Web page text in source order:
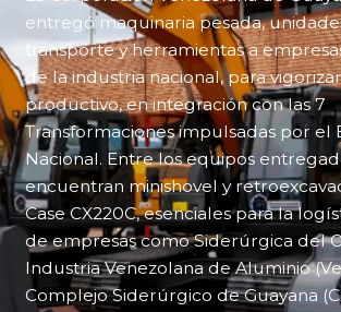
entregó maquinaria pesada,
transporte y herramientas a
de la industria nacional, para
productivo, en integración con las 7
Transformaciones impulsadas por el
Nacional. Entre los equipos
encuentran minishovel y
Case CX220C, esenciales para la
de empresas como Siderúrgica del
Industria Venezolana de Aluminio
Complejo Siderúrgico de Guayana